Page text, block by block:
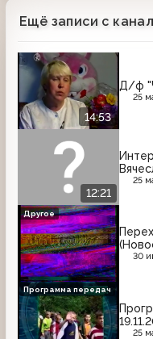
Ещё записи с
14:53
Д/ф
25
12:21
25
30
Другое
25
Программа передач